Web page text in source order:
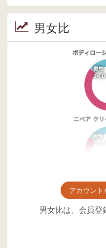
男女比
アカウント
男女比は、会員登